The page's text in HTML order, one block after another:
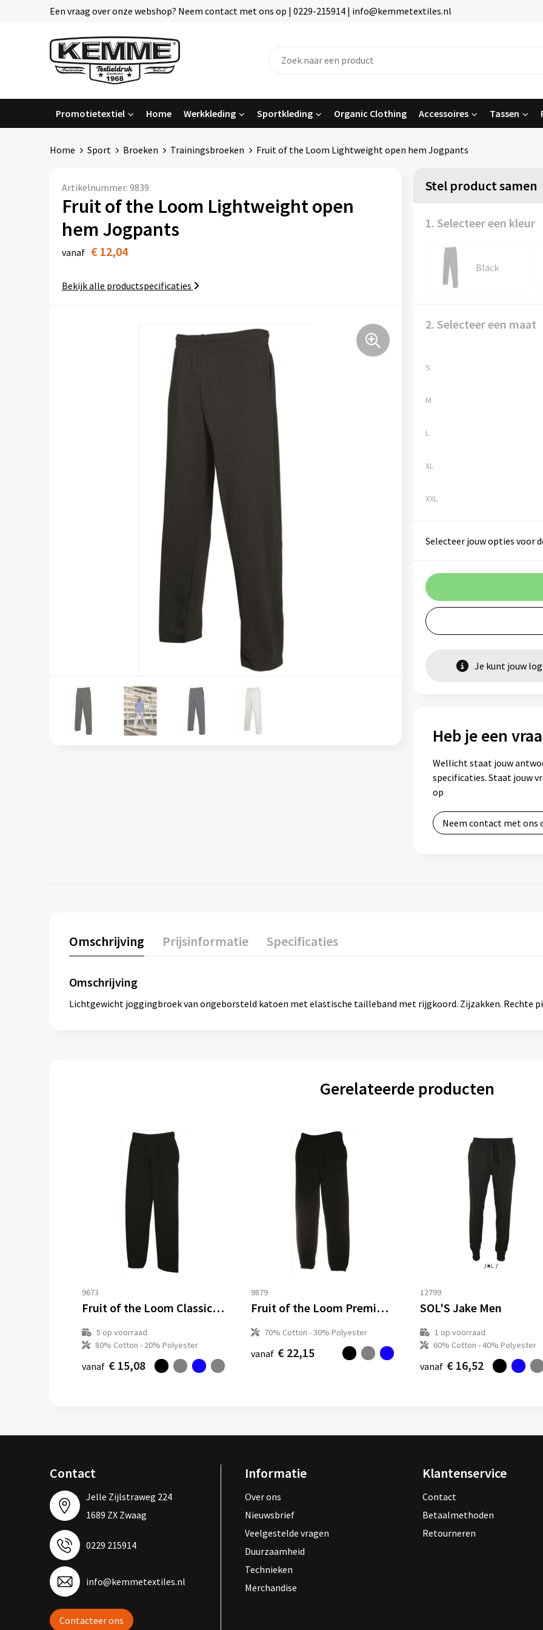
Een vraag over onze webshop? Neem contact met ons op | 0229-215914 | info@kemmetextiles.nl
Promotietextiel Home Werkkleding Sportkleding Organic Clothing Accessoires Tassen
Home Sport Broeken Trainingsbroeken Fruit of the Loom Lightweight open hem Jogpants
Artikelnummer: 9839
Fruit of the Loom Lightweight open
hem Jogpants
vanaf € 12,04
Bekijk alle productspecificaties
Stel product samen
1. Selecteer een kleur
Black
2. Selecteer een maat
S
M
L
XL
XXL
Selecteer jouw opties voor
Je kunt jouw
Heb je een
Wellicht staat jouw
specificaties. Staat jouw
op
Neem contact met ons
Omschrijving Prijsinformatie Specificaties
Omschrijving
Lichtgewicht joggingbroek van ongeborsteld katoen met elastische tailleband met rijgkoord. Zijzakken. Rechte
Gerelateerde producten
9673
Fruit of the Loom Classic Open Hem Jogpants
5 op voorraad
80% Cotton - 20% Polyester
vanaf € 15,08
9879
Fruit of the Loom Premium Elasticated Cuf Jogpants
70% Cotton - 30% Polyester
vanaf € 22,15
12799
SOL'S Jake Men
1 op voorraad
60% Cotton - 40% Polyester
vanaf € 16,52
Contact
Jelle Zijlstraweg 224
1689 ZX Zwaag
0229 215914
info@kemmetextiles.nl
Contacteer ons
Informatie
Over ons
Nieuwsbrief
Veelgestelde vragen
Duurzaamheid
Technieken
Merchandise
Klantenservice
Contact
Betaalmethoden
Retourneren